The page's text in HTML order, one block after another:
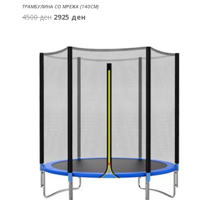
ТРАМБУЛИНА СО МРЕЖА (140СМ)
4500ден Original
4500 ден.
2925 денCurrent
2925 ден.